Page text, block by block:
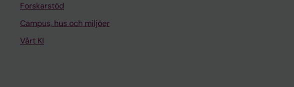
Forskarstöd
Campus, hus och miljöer
Vårt KI